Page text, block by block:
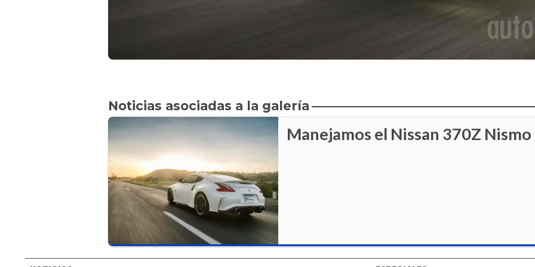
Noticias asociadas a la galería
Manejamos el Nissan 370Z